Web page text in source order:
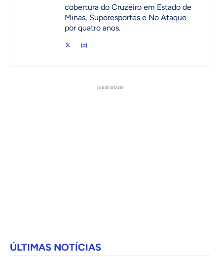
cobertura do Cruzeiro em Estado de
Minas, Superesportes e No Ataque
por quatro anos.
publicidade
ÚLTIMAS NOTÍCIAS